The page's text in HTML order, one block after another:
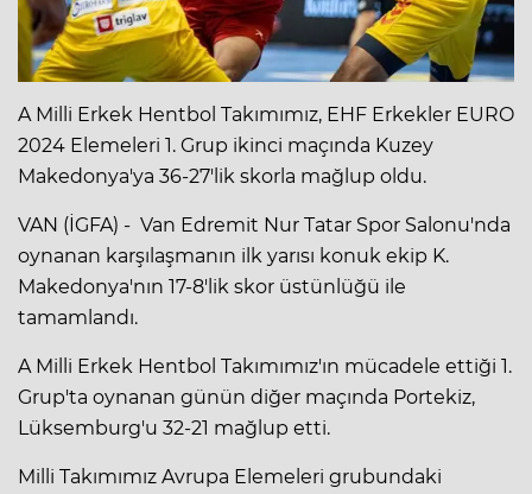
A Milli Erkek Hentbol Takımımız, EHF Erkekler EURO
2024 Elemeleri 1. Grup ikinci maçında Kuzey
Makedonya'ya 36-27'lik skorla mağlup oldu.
VAN (İGFA) - Van Edremit Nur Tatar Spor Salonu'nda
oynanan karşılaşmanın ilk yarısı konuk ekip K.
Makedonya'nın 17-8'lik skor üstünlüğü ile
tamamlandı.
A Milli Erkek Hentbol Takımımız'ın mücadele ettiği 1.
Grup'ta oynanan günün diğer maçında Portekiz,
Lüksemburg'u 32-21 mağlup etti.
Milli Takımımız Avrupa Elemeleri grubundaki